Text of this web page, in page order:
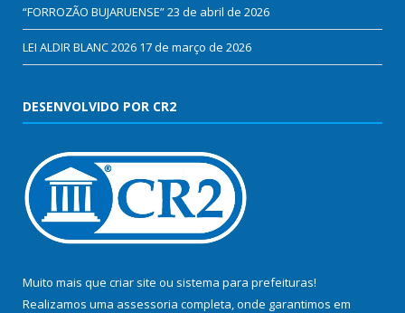
“FORROZÃO BUJARUENSE”23 de abril de 2026
LEI ALDIR BLANC 2026 17 de março de 2026
DESENVOLVIDO POR CR2
Muito mais que criar site ou sistema para prefeituras!
Realizamos uma assessoria completa, onde garantimos em